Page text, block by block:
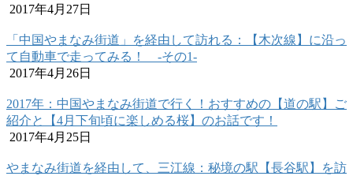
2017年4月27日
「中国やまなみ街道」を経由して訪れる：【木次線】に沿っ
て自動車で走ってみる！ -その1-
2017年4月26日
2017年：中国やまなみ街道で行く！おすすめの【道の駅】ご
紹介と【4月下旬頃に楽しめる桜】のお話です！
2017年4月25日
やまなみ街道を経由して、三江線：秘境の駅【長谷駅】を訪